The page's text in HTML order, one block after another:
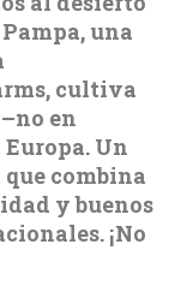
una
cultiva
en
Un
combina
y buenos
¡No